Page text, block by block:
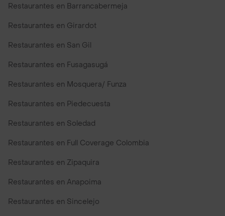
Restaurantes en Barrancabermeja
Restaurantes en Girardot
Restaurantes en San Gil
Restaurantes en Fusagasugá
Restaurantes en Mosquera/ Funza
Restaurantes en Piedecuesta
Restaurantes en Soledad
Restaurantes en Full Coverage Colombia
Restaurantes en Zipaquira
Restaurantes en Anapoima
Restaurantes en Sincelejo